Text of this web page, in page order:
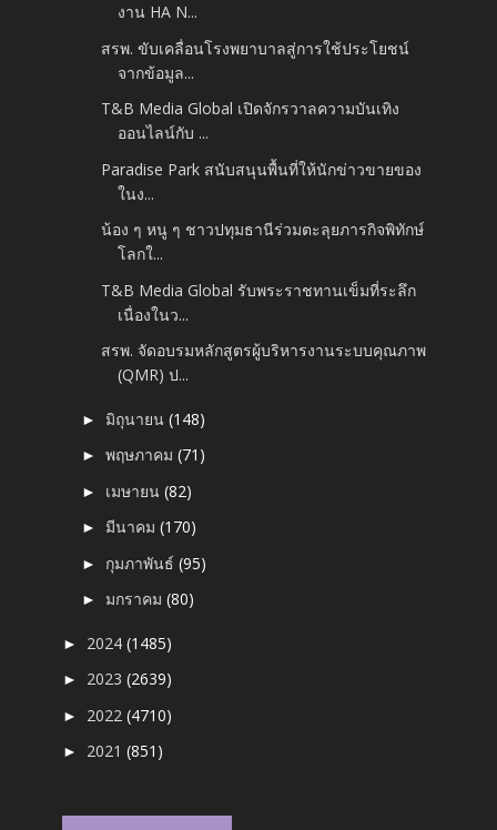
งาน HA N...
สรพ. ขับเคลื่อนโรงพยาบาลสู่การใช้ประโยชน์
จากข้อมูล...
T&B Media Global เปิดจักรวาลความบันเทิง
ออนไลน์กับ ...
Paradise Park สนับสนุนพื้นที่ให้นักข่าวขายของ
ในง...
น้อง ๆ หนู ๆ ชาวปทุมธานีร่วมตะลุยภารกิจพิทักษ์
โลกใ...
T&B Media Global รับพระราชทานเข็มที่ระลึก
เนื่องในว...
สรพ. จัดอบรมหลักสูตรผู้บริหารงานระบบคุณภาพ
(QMR) ป...
► มิถุนายน(148)
►พฤษภาคม(71)
► เมษายน(82)
► มีนาคม(170)
► กุมภาพันธ์(95)
► มกราคม(80)
► 2024(1485)
► 2023(2639)
► 2022(4710)
► 2021(851)